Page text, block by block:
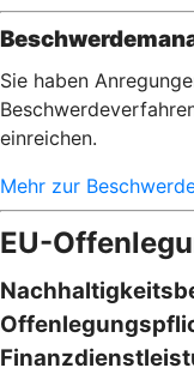
Sie haben
einreichen.
Mehr zur
EU-